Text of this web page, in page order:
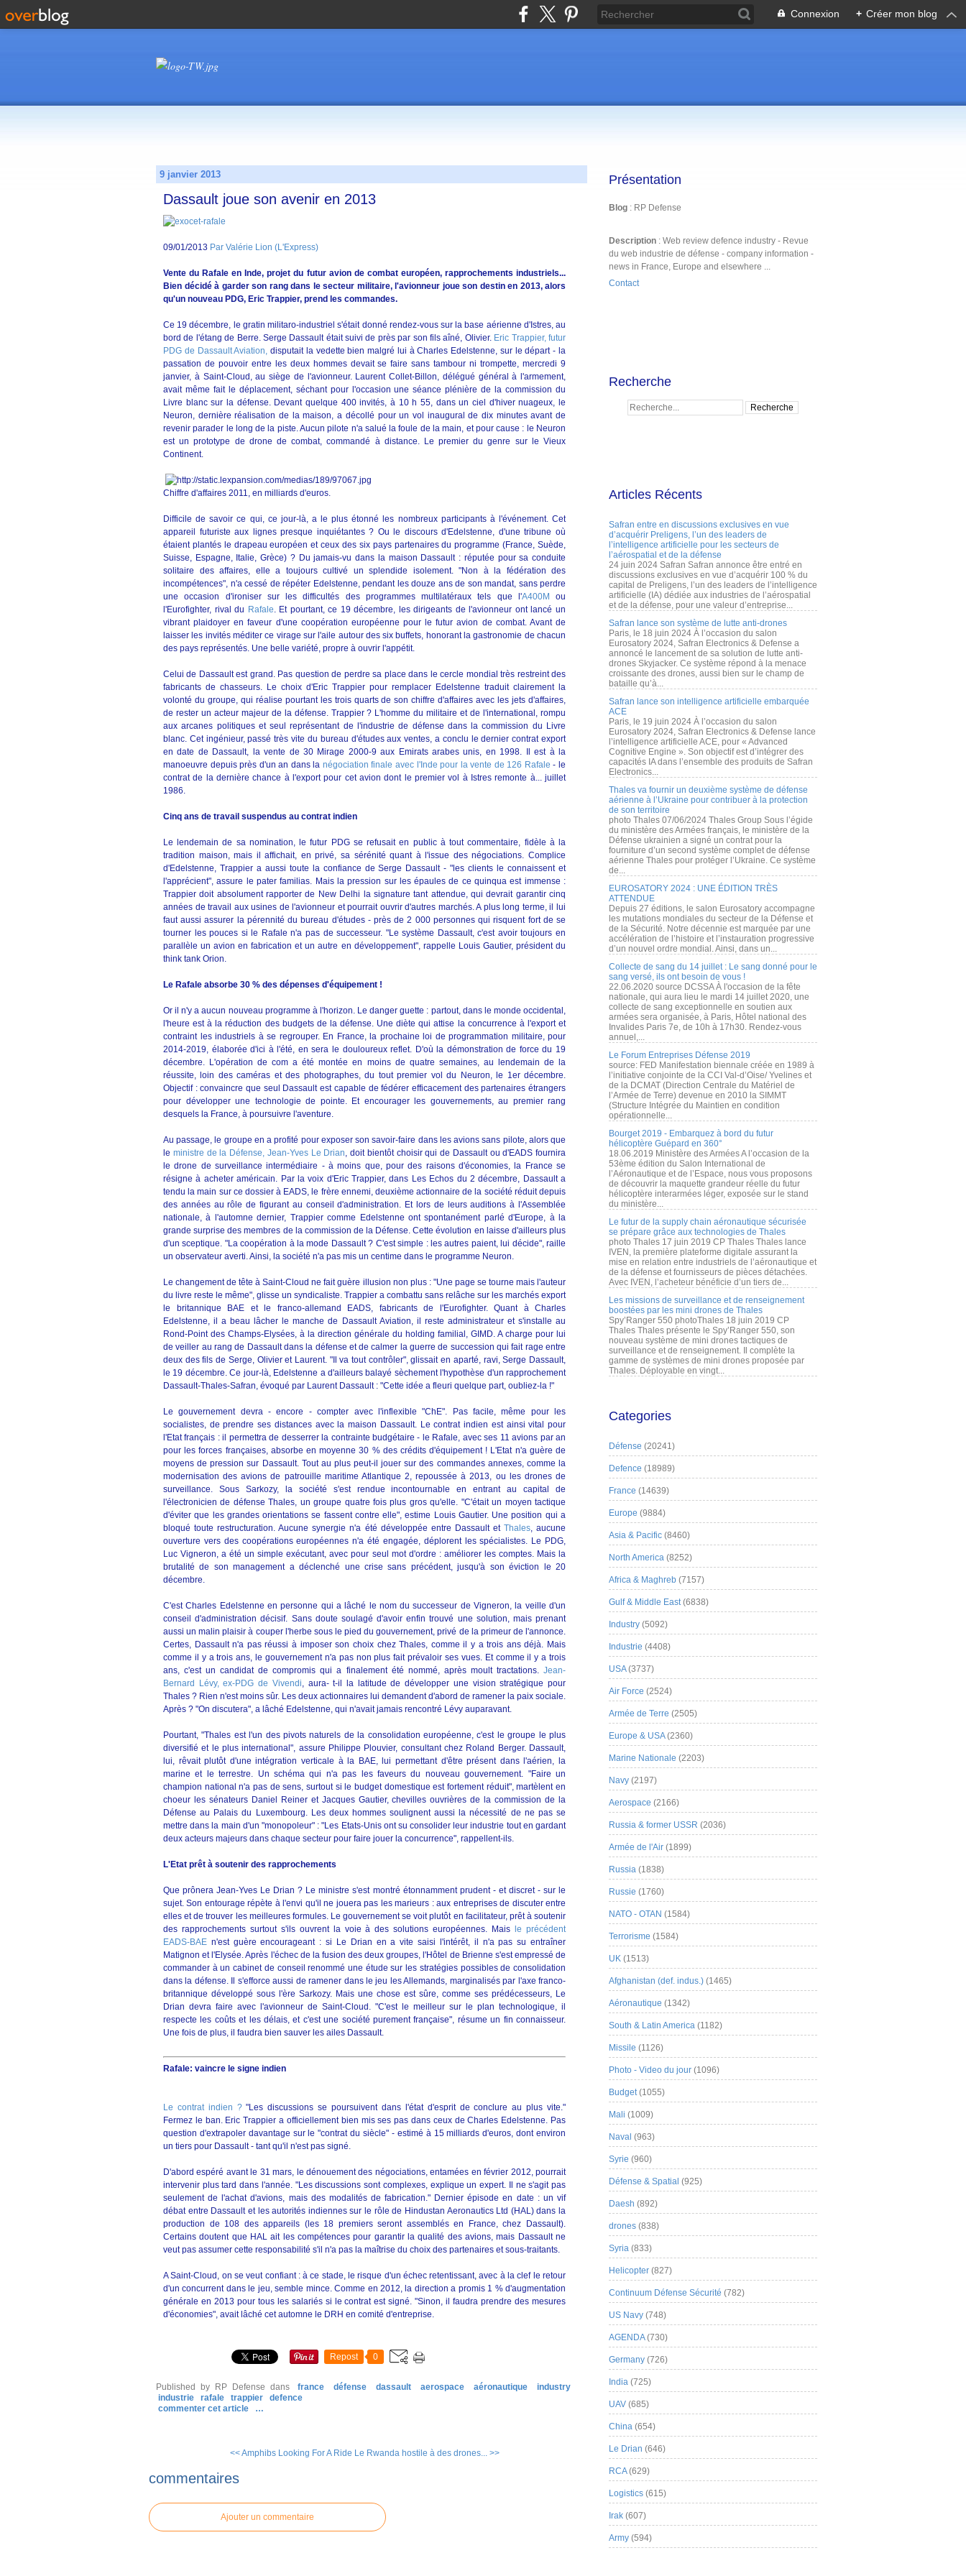
Connexion + Créer mon blog
9 janvier 2013
Dassault joue son avenir en 2013
09/01/2013 Par Valérie Lion (L'Express)
Vente du Rafale en Inde, projet du futur avion de combat européen, rapprochements industriels...
Bien décidé à garder son rang dans le secteur militaire, l'avionneur joue son destin en 2013, alors
qu'un nouveau PDG, Eric Trappier, prend les commandes.
Ce 19 décembre, le gratin militaro-industriel s'était donné rendez-vous sur la base aérienne d'Istres, au
bord de l'étang de Berre. Serge Dassault était suivi de près par son fils aîné, Olivier. Eric Trappier, futur
PDG de Dassault Aviation, disputait la vedette bien malgré lui à Charles Edelstenne, sur le départ - la
passation de pouvoir entre les deux hommes devait se faire sans tambour ni trompette, mercredi 9
janvier, à Saint-Cloud, au siège de l'avionneur. Laurent Collet-Billon, délégué général à l'armement,
avait même fait le déplacement, séchant pour l'occasion une séance plénière de la commission du
Livre blanc sur la défense. Devant quelque 400 invités, à 10 h 55, dans un ciel d'hiver nuageux, le
Neuron, dernière réalisation de la maison, a décollé pour un vol inaugural de dix minutes avant de
revenir parader le long de la piste. Aucun pilote n'a salué la foule de la main, et pour cause : le Neuron
est un prototype de drone de combat, commandé à distance. Le premier du genre sur le Vieux
Continent.
Chiffre d'affaires 2011, en milliards d'euros.
Difficile de savoir ce qui, ce jour-là, a le plus étonné les nombreux participants à l'événement. Cet
appareil futuriste aux lignes presque inquiétantes ? Ou le discours d'Edelstenne, d'une tribune où
étaient plantés le drapeau européen et ceux des six pays partenaires du programme (France, Suède,
Suisse, Espagne, Italie, Grèce) ? Du jamais-vu dans la maison Dassault : réputée pour sa conduite
solitaire des affaires, elle a toujours cultivé un splendide isolement. "Non à la fédération des
incompétences", n'a cessé de répéter Edelstenne, pendant les douze ans de son mandat, sans perdre
une occasion d'ironiser sur les difficultés des programmes multilatéraux tels que l'A400M
ou
l'Eurofighter, rival du Rafale. Et pourtant, ce 19 décembre, les dirigeants de l'avionneur ont lancé un
vibrant plaidoyer en faveur d'une coopération européenne pour le futur avion de combat. Avant de
laisser les invités méditer ce virage sur l'aile autour des six buffets, honorant la gastronomie de chacun
des pays représentés. Une belle variété, propre à ouvrir l'appétit.
Celui de Dassault est grand. Pas question de perdre sa place dans le cercle mondial très restreint des
fabricants de chasseurs. Le choix d'Eric Trappier pour remplacer Edelstenne traduit clairement la
volonté du groupe, qui réalise pourtant les trois quarts de son chiffre d'affaires avec les jets d'affaires,
de rester un acteur majeur de la défense. Trappier ? L'homme du militaire et de l'international, rompu
aux arcanes politiques et seul représentant de l'industrie de défense dans la commission du Livre
blanc. Cet ingénieur, passé très vite du bureau d'études aux ventes, a conclu le dernier contrat export
en date de Dassault, la vente de 30 Mirage 2000-9 aux Emirats arabes unis, en 1998. Il est à la
manoeuvre depuis près d'un an dans la négociation finale avec l'Inde pour la vente de 126 Rafale - le
contrat de la dernière chance à l'export pour cet avion dont le premier vol à Istres remonte à... juillet
1986.
Cinq ans de travail suspendus au contrat indien
Le lendemain de sa nomination, le futur PDG se refusait en public à tout commentaire, fidèle à la
tradition maison, mais il affichait, en privé, sa sérénité quant à l'issue des négociations. Complice
d'Edelstenne, Trappier a aussi toute la confiance de Serge Dassault - "les clients le connaissent et
l'apprécient", assure le pater familias. Mais la pression sur les épaules de ce quinqua est immense :
Trappier doit absolument rapporter de New Delhi la signature tant attendue, qui devrait garantir cinq
années de travail aux usines de l'avionneur et pourrait ouvrir d'autres marchés. A plus long terme, il lui
faut aussi assurer la pérennité du bureau d'études - près de 2 000 personnes qui risquent fort de se
tourner les pouces si le Rafale n'a pas de successeur. "Le système Dassault, c'est avoir toujours en
parallèle un avion en fabrication et un autre en développement", rappelle Louis Gautier, président du
think tank Orion.
Le Rafale absorbe 30 % des dépenses d'équipement !
Or il n'y a aucun nouveau programme à l'horizon. Le danger guette : partout, dans le monde occidental,
l'heure est à la réduction des budgets de la défense. Une diète qui attise la concurrence à l'export et
contraint les industriels à se regrouper. En France, la prochaine loi de programmation militaire, pour
2014-2019, élaborée d'ici à l'été, en sera le douloureux reflet. D'où la démonstration de force du 19
décembre. L'opération de com a été montée en moins de quatre semaines, au lendemain de la
réussite, loin des caméras et des photographes, du tout premier vol du Neuron, le 1er décembre.
Objectif : convaincre que seul Dassault est capable de fédérer efficacement des partenaires étrangers
pour développer une technologie de pointe. Et encourager les gouvernements, au premier rang
desquels la France, à poursuivre l'aventure.
Au passage, le groupe en a profité pour exposer son savoir-faire dans les avions sans pilote, alors que
le ministre de la Défense, Jean-Yves Le Drian, doit bientôt choisir qui de Dassault ou d'EADS fournira
le drone de surveillance intermédiaire - à moins que, pour des raisons d'économies, la France se
résigne à acheter américain. Par la voix d'Eric Trappier, dans Les Echos du 2 décembre, Dassault a
tendu la main sur ce dossier à EADS, le frère ennemi, deuxième actionnaire de la société réduit depuis
des années au rôle de figurant au conseil d'administration. Et lors de leurs auditions à l'Assemblée
nationale, à l'automne dernier, Trappier comme Edelstenne ont spontanément parlé d'Europe, à la
grande surprise des membres de la commission de la Défense. Cette évolution en laisse d'ailleurs plus
d'un sceptique. "La coopération à la mode Dassault ? C'est simple : les autres paient, lui décide", raille
un observateur averti. Ainsi, la société n'a pas mis un centime dans le programme Neuron.
Le changement de tête à Saint-Cloud ne fait guère illusion non plus : "Une page se tourne mais l'auteur
du livre reste le même", glisse un syndicaliste. Trappier a combattu sans relâche sur les marchés export
le britannique BAE et le franco-allemand EADS, fabricants de l'Eurofighter. Quant à Charles
Edelstenne, il a beau lâcher le manche de Dassault Aviation, il reste administrateur et s'installe au
Rond-Point des Champs-Elysées, à la direction générale du holding familial, GIMD. A charge pour lui
de veiller au rang de Dassault dans la défense et de calmer la guerre de succession qui fait rage entre
deux des fils de Serge, Olivier et Laurent. "Il va tout contrôler", glissait en aparté, ravi, Serge Dassault,
le 19 décembre. Ce jour-là, Edelstenne a d'ailleurs balayé sèchement l'hypothèse d'un rapprochement
Dassault-Thales-Safran, évoqué par Laurent Dassault : "Cette idée a fleuri quelque part, oubliez-la !"
Le gouvernement devra - encore - compter avec l'inflexible "ChE". Pas facile, même pour les
socialistes, de prendre ses distances avec la maison Dassault. Le contrat indien est ainsi vital pour
l'Etat français : il permettra de desserrer la contrainte budgétaire - le Rafale, avec ses 11 avions par an
pour les forces françaises, absorbe en moyenne 30 % des crédits d'équipement ! L'Etat n'a guère de
moyens de pression sur Dassault. Tout au plus peut-il jouer sur des commandes annexes, comme la
modernisation des avions de patrouille maritime Atlantique 2, repoussée à 2013, ou les drones de
surveillance. Sous Sarkozy, la société s'est rendue incontournable en entrant au capital de
l'électronicien de défense Thales, un groupe quatre fois plus gros qu'elle. "C'était un moyen tactique
d'éviter que les grandes orientations se fassent contre elle", estime Louis Gautier. Une position qui a
bloqué toute restructuration. Aucune synergie n'a été développée entre Dassault et Thales, aucune
ouverture vers des coopérations européennes n'a été engagée, déplorent les spécialistes. Le PDG,
Luc Vigneron, a été un simple exécutant, avec pour seul mot d'ordre : améliorer les comptes. Mais la
brutalité de son management a déclenché une crise sans précédent, jusqu'à son éviction le 20
décembre.
C'est Charles Edelstenne en personne qui a lâché le nom du successeur de Vigneron, la veille d'un
conseil d'administration décisif. Sans doute soulagé d'avoir enfin trouvé une solution, mais prenant
aussi un malin plaisir à couper l'herbe sous le pied du gouvernement, privé de la primeur de l'annonce.
Certes, Dassault n'a pas réussi à imposer son choix chez Thales, comme il y a trois ans déjà. Mais
comme il y a trois ans, le gouvernement n'a pas non plus fait prévaloir ses vues. Et comme il y a trois
ans, c'est un candidat de compromis qui a finalement été nommé, après moult tractations. Jean-
Bernard Lévy, ex-PDG de Vivendi, aura- t-il la latitude de développer une vision stratégique pour
Thales ? Rien n'est moins sûr. Les deux actionnaires lui demandent d'abord de ramener la paix sociale.
Après ? "On discutera", a lâché Edelstenne, qui n'avait jamais rencontré Lévy auparavant.
Pourtant, "Thales est l'un des pivots naturels de la consolidation européenne, c'est le groupe le plus
diversifié et le plus international", assure Philippe Plouvier, consultant chez Roland Berger. Dassault,
lui, rêvait plutôt d'une intégration verticale à la BAE, lui permettant d'être présent dans l'aérien, la
marine et le terrestre. Un schéma qui n'a pas les faveurs du nouveau gouvernement. "Faire un
champion national n'a pas de sens, surtout si le budget domestique est fortement réduit", martèlent en
choeur les sénateurs Daniel Reiner et Jacques Gautier, chevilles ouvrières de la commission de la
Défense au Palais du Luxembourg. Les deux hommes soulignent aussi la nécessité de ne pas se
mettre dans la main d'un "monopoleur" : "Les Etats-Unis ont su consolider leur industrie tout en gardant
deux acteurs majeurs dans chaque secteur pour faire jouer la concurrence", rappellent-ils.
L'Etat prêt à soutenir des rapprochements
Que prônera Jean-Yves Le Drian ? Le ministre s'est montré étonnamment prudent - et discret - sur le
sujet. Son entourage répète à l'envi qu'il ne jouera pas les marieurs : aux entreprises de discuter entre
elles et de trouver les meilleures formules. Le gouvernement se voit plutôt en facilitateur, prêt à soutenir
des rapprochements surtout s'ils ouvrent la voie à des solutions européennes. Mais
le précédent
EADS-BAE n'est guère encourageant : si Le Drian en a vite saisi l'intérêt, il n'a pas su entraîner
Matignon et l'Elysée. Après l'échec de la fusion des deux groupes, l'Hôtel de Brienne s'est empressé de
commander à un cabinet de conseil renommé une étude sur les stratégies possibles de consolidation
dans la défense. Il s'efforce aussi de ramener dans le jeu les Allemands, marginalisés par l'axe franco-
britannique développé sous l'ère Sarkozy. Mais une chose est sûre, comme ses prédécesseurs, Le
Drian devra faire avec l'avionneur de Saint-Cloud. "C'est le meilleur sur le plan technologique, il
respecte les coûts et les délais, et c'est une société purement française", résume un fin connaisseur.
Une fois de plus, il faudra bien sauver les ailes Dassault.
Rafale: vaincre le signe indien
Le contrat indien ?"Les discussions se poursuivent dans l'état d'esprit de conclure au plus vite."
Fermez le ban. Eric Trappier a officiellement bien mis ses pas dans ceux de Charles Edelstenne. Pas
question d'extrapoler davantage sur le "contrat du siècle" - estimé à 15 milliards d'euros, dont environ
un tiers pour Dassault - tant qu'il n'est pas signé.
D'abord espéré avant le 31 mars, le dénouement des négociations, entamées en février 2012, pourrait
intervenir plus tard dans l'année. "Les discussions sont complexes, explique un expert. Il ne s'agit pas
seulement de l'achat d'avions, mais des modalités de fabrication." Dernier épisode en date : un vif
débat entre Dassault et les autorités indiennes sur le rôle de Hindustan Aeronautics Ltd (HAL) dans la
production de 108 des appareils (les 18 premiers seront assemblés en France, chez Dassault).
Certains doutent que HAL ait les compétences pour garantir la qualité des avions, mais Dassault ne
veut pas assumer cette responsabilité s'il n'a pas la maîtrise du choix des partenaires et sous-traitants.
A Saint-Cloud, on se veut confiant : à ce stade, le risque d'un échec retentissant, avec à la clef le retour
d'un concurrent dans le jeu, semble mince. Comme en 2012, la direction a promis 1 % d'augmentation
générale en 2013 pour tous les salariés si le contrat est signé. "Sinon, il faudra prendre des mesures
d'économies", avait lâché cet automne le DRH en comité d'entreprise.
Repost 0
Published by RP Defense dans france défense dassault aerospace aéronautique
industry
industrie
rafale trappier
defence
commenter cet article
…
<< Amphibs Looking For A Ride Le Rwanda hostile à des drones... >>
commentaires
Ajouter un commentaire
Présentation
Blog : RP Defense
Description : Web review defence industry - Revue
du web industrie de défense - company information -
news in France, Europe and elsewhere ...
Contact
Recherche
Articles Récents
Safran entre en discussions exclusives en vue
d’acquérir Preligens, l’un des leaders de
l’intelligence artificielle pour les secteurs de
l’aérospatial et de la défense
24 juin 2024 Safran Safran annonce être entré en
discussions exclusives en vue d’acquérir 100 % du
capital de Preligens, l’un des leaders de l’intelligence
artificielle (IA) dédiée aux industries de l’aérospatial
et de la défense, pour une valeur d’entreprise...
Safran lance son système de lutte anti-drones
Paris, le 18 juin 2024 À l’occasion du salon
Eurosatory 2024, Safran Electronics & Defense a
annoncé le lancement de sa solution de lutte anti-
drones Skyjacker. Ce système répond à la menace
croissante des drones, aussi bien sur le champ de
bataille qu’à...
Safran lance son intelligence artificielle embarquée
ACE
Paris, le 19 juin 2024 À l’occasion du salon
Eurosatory 2024, Safran Electronics & Defense lance
l’intelligence artificielle ACE, pour « Advanced
Cognitive Engine ». Son objectif est d’intégrer des
capacités IA dans l’ensemble des produits de Safran
Electronics...
Thales va fournir un deuxième système de défense
aérienne à l’Ukraine pour contribuer à la protection
de son territoire
photo Thales 07/06/2024 Thales Group Sous l’égide
du ministère des Armées français, le ministère de la
Défense ukrainien a signé un contrat pour la
fourniture d’un second système complet de défense
aérienne Thales pour protéger l’Ukraine. Ce système
de...
EUROSATORY 2024 : UNE ÉDITION TRÈS
ATTENDUE
Depuis 27 éditions, le salon Eurosatory accompagne
les mutations mondiales du secteur de la Défense et
de la Sécurité. Notre décennie est marquée par une
accélération de l’histoire et l’instauration progressive
d’un nouvel ordre mondial. Ainsi, dans un...
Collecte de sang du 14 juillet : Le sang donné pour le
sang versé, ils ont besoin de vous !
22.06.2020 source DCSSA À l'occasion de la fête
nationale, qui aura lieu le mardi 14 juillet 2020, une
collecte de sang exceptionnelle en soutien aux
armées sera organisée, à Paris, Hôtel national des
Invalides Paris 7e, de 10h à 17h30. Rendez-vous
annuel,...
Le Forum Entreprises Défense 2019
source: FED Manifestation biennale créée en 1989 à
l’initiative conjointe de la CCI Val-d’Oise/ Yvelines et
de la DCMAT (Direction Centrale du Matériel de
l’Armée de Terre) devenue en 2010 la SIMMT
(Structure Intégrée du Maintien en condition
opérationnelle...
Bourget 2019 - Embarquez à bord du futur
hélicoptère Guépard en 360°
18.06.2019 Ministère des Armées A l’occasion de la
53ème édition du Salon International de
l’Aéronautique et de l’Espace, nous vous proposons
de découvrir la maquette grandeur réelle du futur
hélicoptère interarmées léger, exposée sur le stand
du ministère...
Le futur de la supply chain aéronautique sécurisée
se prépare grâce aux technologies de Thales
photo Thales 17 juin 2019 CP Thales Thales lance
IVEN, la première plateforme digitale assurant la
mise en relation entre industriels de l’aéronautique et
de la défense et fournisseurs de pièces détachées.
Avec IVEN, l’acheteur bénéficie d’un tiers de...
Les missions de surveillance et de renseignement
boostées par les mini drones de Thales
Spy’Ranger 550 photoThales 18 juin 2019 CP
Thales Thales présente le Spy’Ranger 550, son
nouveau système de mini drones tactiques de
surveillance et de renseignement. Il complète la
gamme de systèmes de mini drones proposée par
Thales. Déployable en vingt...
Categories
Défense (20241)
Defence (18989)
France (14639)
Europe (9884)
Asia & Pacific (8460)
North America (8252)
Africa & Maghreb (7157)
Gulf & Middle East(6838)
Industry (5092)
Industrie (4408)
USA(3737)
Air Force (2524)
Armée de Terre (2505)
Europe & USA(2360)
Marine Nationale (2203)
Navy (2197)
Aerospace (2166)
Russia & former USSR (2036)
Armée de l'Air (1899)
Russia (1838)
Russie (1760)
NATO - OTAN (1584)
Terrorisme (1584)
UK (1513)
Afghanistan (def. indus.) (1465)
Aéronautique (1342)
South & Latin America (1182)
Missile (1126)
Photo - Video du jour (1096)
Budget(1055)
Mali (1009)
Naval (963)
Syrie (960)
Défense & Spatial (925)
Daesh (892)
drones (838)
Syria (833)
Helicopter (827)
Continuum Défense Sécurité (782)
US Navy (748)
AGENDA(730)
Germany (726)
India (725)
UAV (685)
China (654)
Le Drian (646)
RCA(629)
Logistics (615)
Irak (607)
Army (594)